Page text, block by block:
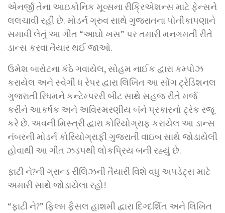
એનર્જી તેના આઇકોનિક મૂવ્સના રીક્રિએશન્સ માટે ફેન્સને
લલચાવી રહી છે. મોડર્ન ગ્રુવ સાથે ગુજરાતના પોતીકાપણાને
સમાવી લેતું આ ગીત “આઘો ખસ” પર તમારી મનગમતી રીતે
ડાન્સ કરવા તૈયાર થઈ જાઓ.
ઉમેશ બારોટના કંઠે ગવાયેલ, સોહમ નાઈક દ્વારા કમ્પોઝ
કરાયેલ અને સ્વેગી ધ રેપર દ્વારા લિખિત આ સોંગ ટ્રેડિશનલ
ગુજરાતી રિધમને કન્ટેમ્પરરી બીટ સાથે સહજ રીતે મર્જ
કરીને આકર્ષક અને અવિસ્મરણીય બંને પ્રકારનો ટ્રેક રજૂ
કરે છે. અવની મિસ્ત્રી દ્વારા કોરિયોગ્રાફ કરાયેલ આ ડાન્સ
નંબરની મોડર્ન કોરિયોગ્રાફી ગુજરાતી વાઇબ સાથે જોડાયેલી
હોવાથી આ ગીત ઝડપથી લોકપ્રિય બની રહ્યું છે.
ફાટી ને?ની ગ્રાન્ડ રીલિઝની તૈયારી વિશે વધુ અપડેટ્સ માટે
અમારી સાથે જોડાયેલા રહો!
“ફાટી ને?” ફિલ્મ ફૈસલ હાશમી દ્વારા દિગ્દર્શિત અને લિખિત